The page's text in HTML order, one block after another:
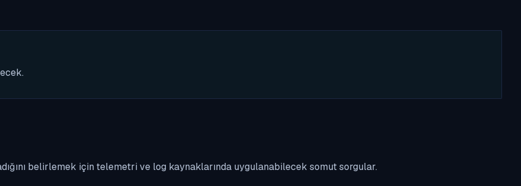
belirlemek için telemetri ve log kaynaklarında uygulanabilecek somut sorgular.